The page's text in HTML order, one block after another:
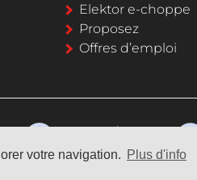
votre navigation. Plus d'info
Elektor e-choppe
Proposez
Offres d’emploi